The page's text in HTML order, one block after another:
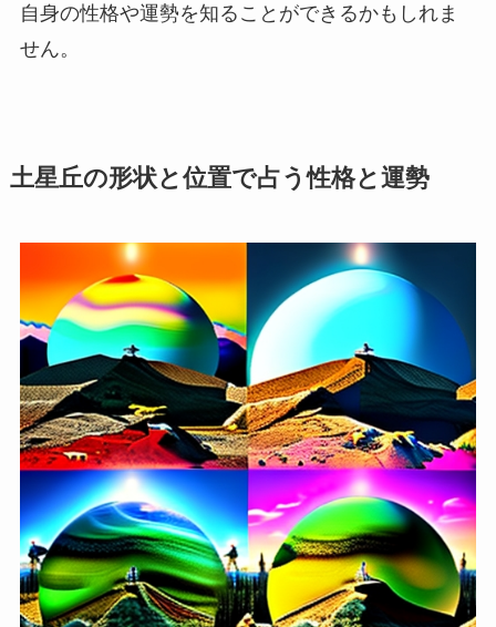
自身の性格や運勢を知ることができるかもしれま
せん。
土星丘の形状と位置で占う性格と運勢